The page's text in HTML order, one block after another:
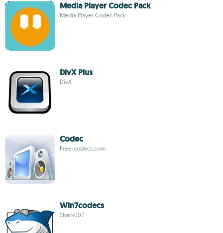
Media Player Codec Pack
Media Player Codec Pack
DivX Plus
DivX
Codec
Free-codecs.com
Win7codecs
Shark007